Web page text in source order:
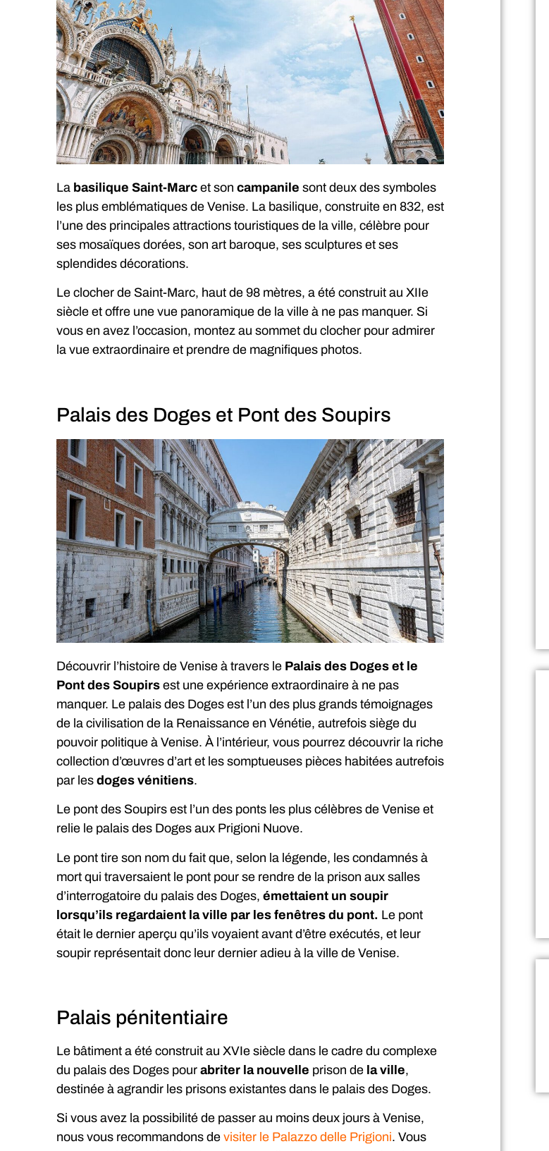
La basilique Saint-Marc et son campanile sont deux des symboles
les plus emblématiques de Venise. La basilique, construite en 832, est
l’une des principales attractions touristiques de la ville, célèbre pour
ses mosaïques dorées, son art baroque, ses sculptures et ses
splendides décorations.
Le clocher de Saint-Marc, haut de 98 mètres, a été construit au XIIe
siècle et offre une vue panoramique de la ville à ne pas manquer. Si
vous en avez l’occasion, montez au sommet du clocher pour admirer
la vue extraordinaire et prendre de magnifiques photos.
Palais des Doges et Pont des Soupirs
Découvrir l’histoire de Venise à travers le Palais des Doges et le
Pont des Soupirs est une expérience extraordinaire à ne pas
manquer. Le palais des Doges est l’un des plus grands témoignages
de la civilisation de la Renaissance en Vénétie, autrefois siège du
pouvoir politique à Venise. À l’intérieur, vous pourrez découvrir la riche
collection d’œuvres d’art et les somptueuses pièces habitées autrefois
par les doges vénitiens.
Le pont des Soupirs est l’un des ponts les plus célèbres de Venise et
relie le palais des Doges aux Prigioni Nuove.
Le pont tire son nom du fait que, selon la légende, les condamnés à
mort qui traversaient le pont pour se rendre de la prison aux salles
d’interrogatoire du palais des Doges, émettaient un soupir
lorsqu’ils regardaient la ville par les fenêtres du pont. Le pont
était le dernier aperçu qu’ils voyaient avant d’être exécutés, et leur
soupir représentait donc leur dernier adieu à la ville de Venise.
Palais pénitentiaire
Le bâtiment a été construit au XVIe siècle dans le cadre du complexe
du palais des Doges pour abriter la nouvelle prison de la ville,
destinée à agrandir les prisons existantes dans le palais des Doges.
Si vous avez la possibilité de passer au moins deux jours à Venise,
nous vous recommandons de visiter le Palazzo delle Prigioni. Vous